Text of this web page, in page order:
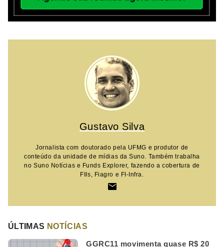
Gustavo Silva
Jornalista com doutorado pela UFMG e produtor de
conteúdo da unidade de mídias da Suno. Também trabalha
no Suno Notícias e Funds Explorer, fazendo a cobertura de
FIIs, Fiagro e FI-Infra.
ÚLTIMAS NOTÍCIAS
GGRC11 movimenta quase R$ 20